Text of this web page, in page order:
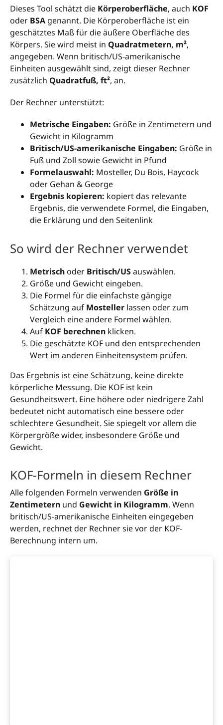
Dieses Tool schätzt die Körperoberfläche, auch KOF
oder BSA genannt. Die Körperoberfläche ist ein
geschätztes Maß für die äußere Oberfläche des
Körpers. Sie wird meist in Quadratmetern, m²,
angegeben. Wenn britisch/US-amerikanische
Einheiten ausgewählt sind, zeigt dieser Rechner
zusätzlich Quadratfuß, ft², an.
Der Rechner unterstützt:
Metrische Eingaben: Größe in Zentimetern und
Gewicht in Kilogramm
Britisch/US-amerikanische Eingaben: Größe in
Fuß und Zoll sowie Gewicht in Pfund
Formelauswahl: Mosteller, Du Bois, Haycock
oder Gehan & George
Ergebnis kopieren: kopiert das relevante
Ergebnis, die verwendete Formel, die Eingaben,
die Erklärung und den Seitenlink
So wird der Rechner verwendet
Metrisch oder Britisch/USauswählen.
Größe und Gewicht eingeben.
Die Formel für die einfachste gängige
Schätzung auf Mosteller lassen oder zum
Vergleich eine andere Formel wählen.
Auf KOF berechnen klicken.
Die geschätzte KOF und den entsprechenden
Wert im anderen Einheitensystem prüfen.
Das Ergebnis ist eine Schätzung, keine direkte
körperliche Messung. Die KOF ist kein
Gesundheitswert. Eine höhere oder niedrigere Zahl
bedeutet nicht automatisch eine bessere oder
schlechtere Gesundheit. Sie spiegelt vor allem die
Körpergröße wider, insbesondere Größe und
Gewicht.
KOF-Formeln in diesem Rechner
Alle folgenden Formeln verwenden Größe in
Zentimetern und Gewicht in Kilogramm. Wenn
britisch/US-amerikanische Einheiten eingegeben
werden, rechnet der Rechner sie vor der KOF-
Berechnung intern um.